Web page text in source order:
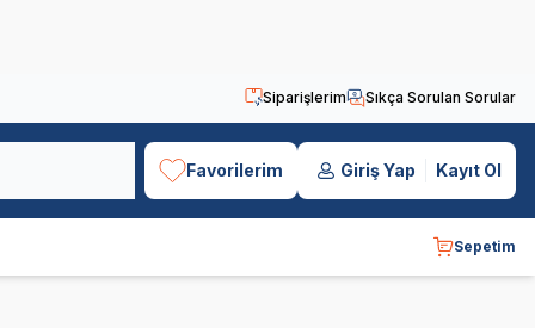
Siparişlerim Sıkça Sorulan Sorular
Favorilerim Giriş Yap Kayıt Ol
Sepetim